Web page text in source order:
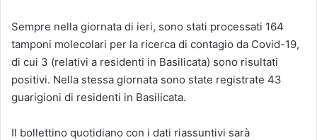
Sempre nella giornata di ieri, sono stati processati 164
tamponi molecolari per la ricerca di contagio da Covid-19,
di cui 3 (relativi a residenti in Basilicata) sono risultati
positivi. Nella stessa giornata sono state registrate 43
guarigioni di residenti in Basilicata.
Il bollettino quotidiano con i dati riassuntivi sarà